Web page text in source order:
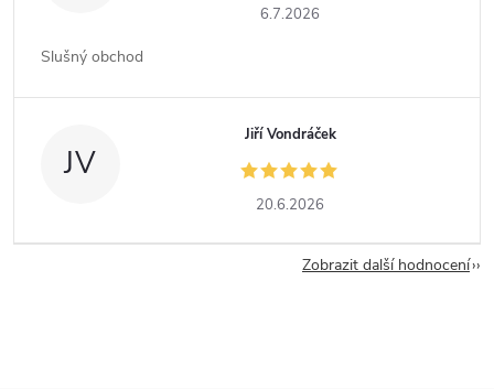
6.7.2026
Slušný obchod
JV
Jiří Vondráček
20.6.2026
Zobrazit další hodnocení